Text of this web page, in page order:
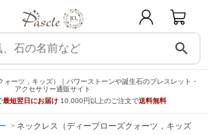
search
ォーツ，キッズ）｜パワーストーンや誕生石のブレスレット・
アクセサリー通販サイト
最短翌日にお届け 10,000円以上のご注文で送料無料
ネックレス（ディープローズクォーツ，キッズ）